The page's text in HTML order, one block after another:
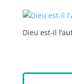
Dieu est-il